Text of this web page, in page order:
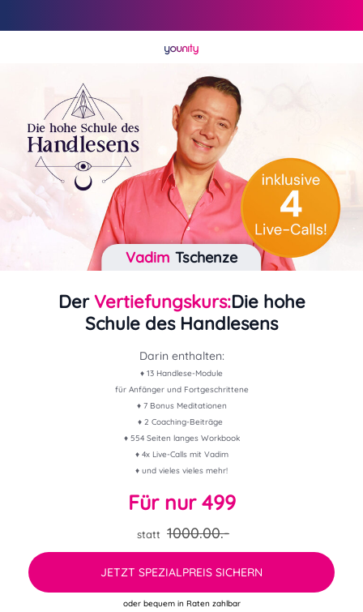
DerVertiefungskurs:Die hohe
Schule des Handlesens
Darin enthalten:
♦ 13 Handlese-Module
für Anfänger und Fortgeschrittene
♦ 7 Bonus Meditationen
♦ 2 Coaching-Beiträge
♦ 554 Seiten langes Workbook
♦ 4x Live-Calls mit Vadim
♦ und vieles vieles mehr!
Für nur 499
statt 1000.00.-
JETZT SPEZIALPREIS SICHERN
oder bequem in Raten zahlbar
Vadim Tschenze